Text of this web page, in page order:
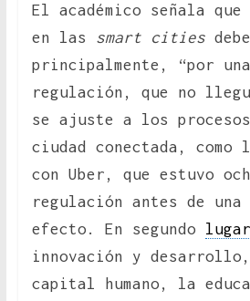
El académico señala
en las smart cities
principalmente, “por
regulación, que no
se ajuste a los
ciudad conectada, como
con Uber, que estuvo
regulación antes de
efecto. En segundo lugar
innovación y
capital humano, la